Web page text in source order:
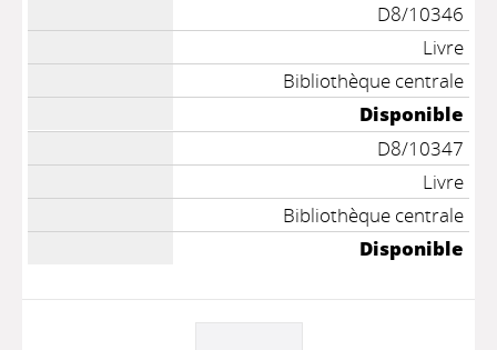
D8/10346
Livre
Bibliothèque centrale
Disponible
D8/10347
Livre
Bibliothèque centrale
Disponible